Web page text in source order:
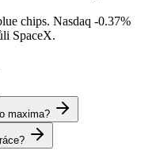
chips. Nasdaq -0.37%
SpaceX.
maxima?